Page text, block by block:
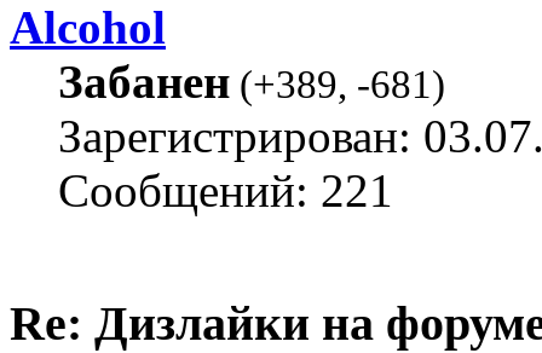
Alcohol
Забанен (+389, -681)
Зарегистрирован:
Сообщений: 221
Re: Дизлайки на